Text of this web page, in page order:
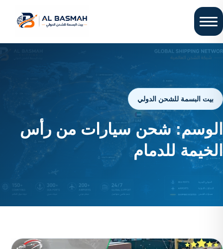
بيت البسمة للشحن الدولي
الوسم:شحن سيارات من رأس
الخيمة للدمام